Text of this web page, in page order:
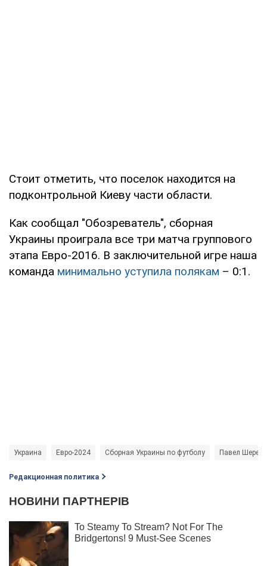
Стоит отметить, что поселок находится на
подконтрольной Киеву части области.
Как сообщал "Обозреватель", сборная
Украины проиграла все три матча группового
этапа Евро-2016. В заключительной игре наша
команда минимально уступила полякам – 0:1.
Украина Евро-2024 Сборная Украины по футболу Павел
Редакционная политика